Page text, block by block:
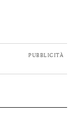
PUBBLICITÀ